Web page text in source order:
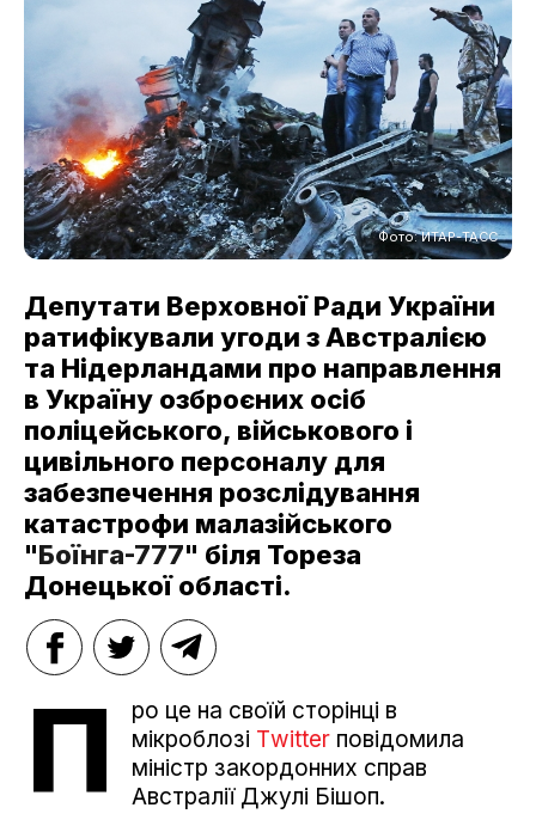
Фото: ИТАР-ТАСС
Депутати Верховної Ради України
ратифікували угоди з Австралією
та Нідерландами про направлення
в Україну озброєних осіб
поліцейського, військового і
цивільного персоналу для
забезпечення розслідування
катастрофи малазійського
"Боїнга-777" біля Тореза
Донецької області.
П
ро це на своїй сторінці в
мікроблозі Тwitter повідомила
міністр закордонних справ
Австралії Джулі Бішоп.